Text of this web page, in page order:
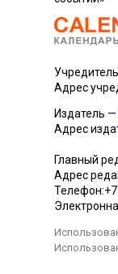
Адрес
Издатель
Адрес
Главный
Адрес
Телефон: